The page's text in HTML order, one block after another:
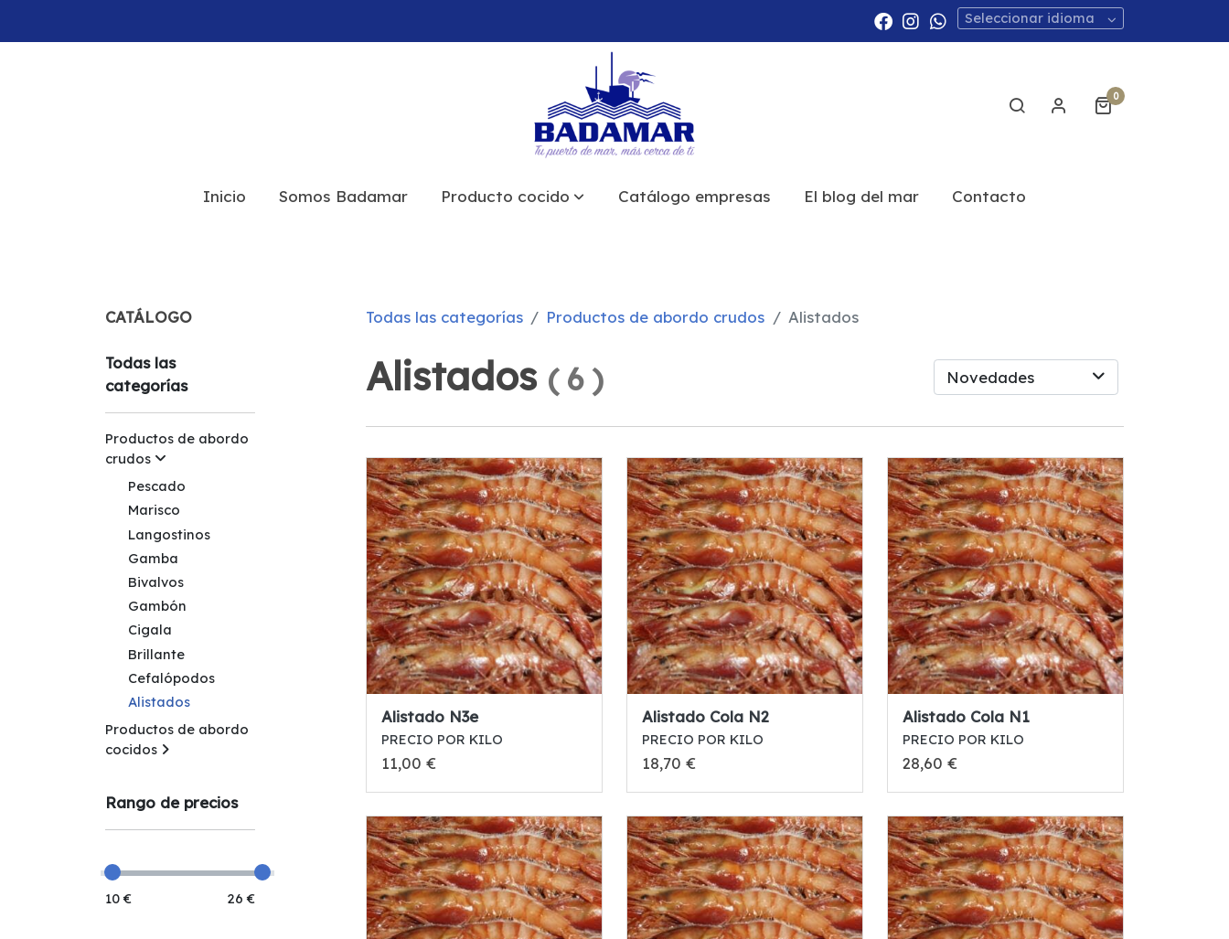
Seleccionar idioma
0
Inicio Somos Badamar Producto cocido Catálogo empresas El blog del mar Contacto
CATÁLOGO
Todas las
categorías
Productos de abordo
crudos
Pescado
Marisco
Langostinos
Gamba
Bivalvos
Gambón
Cigala
Brillante
Cefalópodos
Alistados
Productos de abordo
cocidos
Rango de precios
10 € 26 €
Todas las categorías Productos de abordo crudos Alistados
Alistados ( 6 ) Novedades
Alistado N3e
PRECIO POR KILO
11,00 €
Alistado Cola N2
PRECIO POR KILO
18,70 €
Alistado Cola N1
PRECIO POR KILO
28,60 €